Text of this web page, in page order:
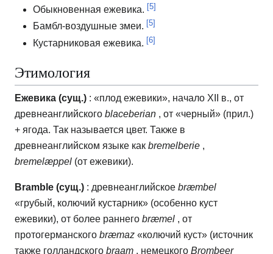
Обыкновенная ежевика. [5]
Бамбл-воздушные змеи. [5]
Кустарниковая ежевика. [6]
Этимология
Ежевика (сущ.) : «плод ежевики», начало XII в., от
древнеанглийского blaceberian , от «черный» (прил.)
+ ягода. Так называется цвет. Также в
древнеанглийском языке как bremelberie ,
bremelæppel (от ежевики).
Bramble (сущ.) : древнеанглийское bræmbel
«грубый, колючий кустарник» (особенно куст
ежевики), от более раннего bræmel , от
протогерманского bræmaz «колючий куст» (источник
также голландского braam , немецкого Brombeer